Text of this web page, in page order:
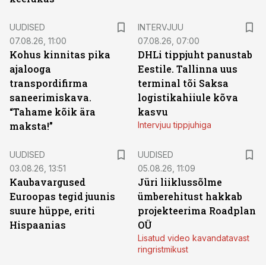
UUDISED
07.08.26, 11:00
Kohus kinnitas pika
ajalooga
transpordifirma
saneerimiskava.
“Tahame kõik ära
maksta!”
INTERVJUU
07.08.26, 07:00
DHLi tippjuht panustab
Eestile. Tallinna uus
terminal tõi Saksa
logistikahiiule kõva
kasvu
Intervjuu tippjuhiga
UUDISED
03.08.26, 13:51
Kaubavargused
Euroopas tegid juunis
suure hüppe, eriti
Hispaanias
UUDISED
05.08.26, 11:09
Jüri liiklussõlme
ümberehitust hakkab
projekteerima Roadplan
OÜ
Lisatud video kavandatavast
ringristmikust